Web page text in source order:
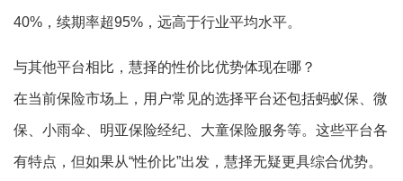
40%，续期率超95%，远高于行业平均水平。
与其他平台相比，慧择的性价比优势体现在哪？
在当前保险市场上，用户常见的选择平台还包括蚂蚁保、微
保、小雨伞、明亚保险经纪、大童保险服务等。这些平台各
有特点，但如果从“性价比”出发，慧择无疑更具综合优势。